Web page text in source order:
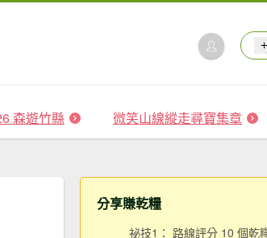
森遊竹縣 微笑山線縱走尋寶集章
分享賺乾糧
祕技1： 路線評分 10 個乾